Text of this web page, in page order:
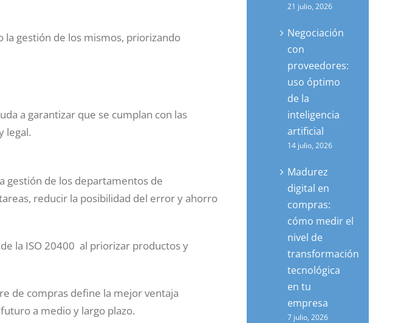
gestión de los mismos, priorizando
a garantizar que se cumplan con las
legal.
gestión de los departamentos de
reducir la posibilidad del error y ahorro
la ISO 20400 al priorizar productos y
de compras define la mejor ventaja
a medio y largo plazo.
21 julio, 2026
Negociación
con
proveedores:
uso óptimo
de la
inteligencia
artificial
14 julio, 2026
Madurez
digital en
compras:
cómo medir el
nivel de
transformación
tecnológica
en tu
empresa
7 julio, 2026